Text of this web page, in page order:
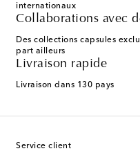
internationaux
Collaborations avec
Des collections capsules
part ailleurs
Livraison rapide
Livraison dans 130 pays
Service client